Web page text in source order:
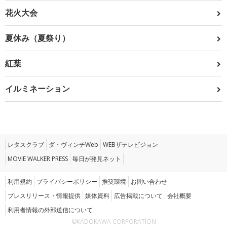
花火大会
夏休み（夏祭り）
紅葉
イルミネーション
レタスクラブ ダ・ヴィンチWeb WEBザテレビジョン
MOVIE WALKER PRESS 毎日が発見ネット
利用規約 プライバシーポリシー 推奨環境 お問い合わせ
プレスリリース・情報提供 媒体資料 広告掲載について 会社概要
利用者情報の外部送信について
©KADOKAWA CORPORATION